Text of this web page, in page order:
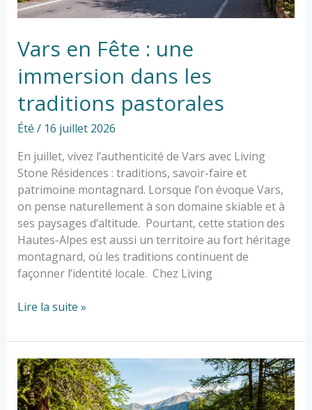
Vars en Fête : une
immersion dans les
traditions pastorales
Été / 16 juillet 2026
En juillet, vivez l’authenticité de Vars avec Living
Stone Résidences : traditions, savoir-faire et
patrimoine montagnard. Lorsque l’on évoque Vars,
on pense naturellement à son domaine skiable et à
ses paysages d’altitude. Pourtant, cette station des
Hautes-Alpes est aussi un territoire au fort héritage
montagnard, où les traditions continuent de
façonner l’identité locale. Chez Living
Lire la suite »
Living
Stone
Résidences,